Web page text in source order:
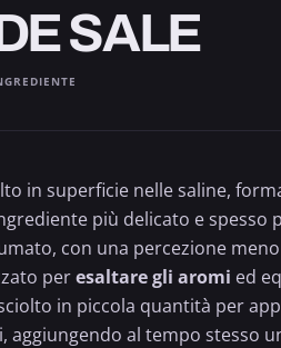
SALE
in superficie nelle saline,
più delicato e spesso
con una percezione
peresaltare gli aromi ed
in piccola quantità per
al tempo stesso